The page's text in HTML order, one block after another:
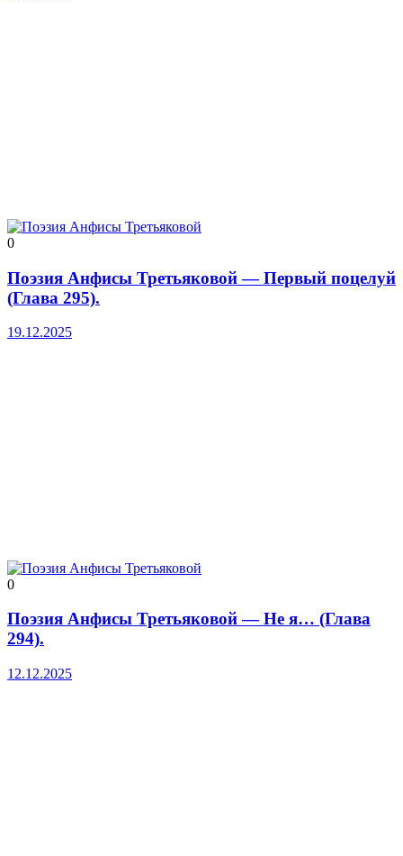
0
Поэзия Анфисы Третьяковой — Первый поцелуй
(Глава 295).
19.12.2025
0
Поэзия Анфисы Третьяковой — Не я… (Глава
294).
12.12.2025